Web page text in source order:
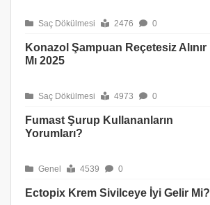
Saç Dökülmesi 2476 0
Konazol Şampuan Reçetesiz Alınır
Mı 2025
Saç Dökülmesi 4973 0
Fumast Şurup Kullananların
Yorumları?
Genel 4539 0
Ectopix Krem Sivilceye İyi Gelir Mi?